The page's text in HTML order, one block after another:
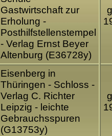
Gastwirtschaft zur
Erholung -
Posthilfstellenstempel
- Verlag Ernst Beyer
Altenburg (E36728y)
Eisenberg in
Thüringen - Schloss -
Verlag C. Richter
Leipzig - leichte
Gebrauchsspuren
(G13753y)